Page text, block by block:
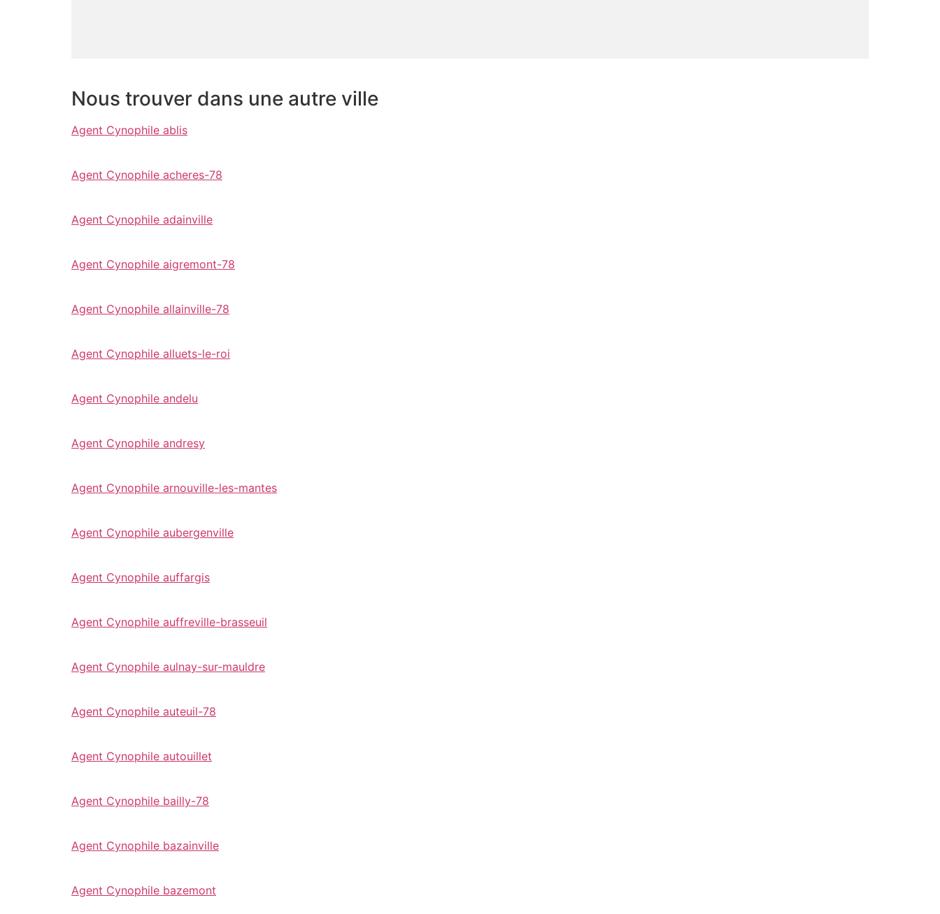
Nous trouver dans une autre ville
Agent Cynophile ablis
Agent Cynophile acheres-78
Agent Cynophile adainville
Agent Cynophile aigremont-78
Agent Cynophile allainville-78
Agent Cynophile alluets-le-roi
Agent Cynophile andelu
Agent Cynophile andresy
Agent Cynophile arnouville-les-mantes
Agent Cynophile aubergenville
Agent Cynophile auffargis
Agent Cynophile auffreville-brasseuil
Agent Cynophile aulnay-sur-mauldre
Agent Cynophile auteuil-78
Agent Cynophile autouillet
Agent Cynophile bailly-78
Agent Cynophile bazainville
Agent Cynophile bazemont